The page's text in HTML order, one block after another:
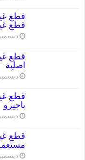
قطع
ديسمبر 1,
اصلية
ديسمبر 1,
باجيرو
ديسمبر 1,
ديسمبر 1,